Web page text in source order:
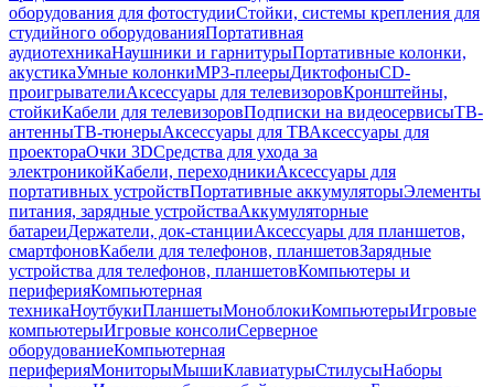
оборудования для фотостудииСтойки, системы крепления для
студийного оборудованияПортативная
аудиотехникаНаушники и гарнитурыПортативные колонки,
акустикаУмные колонкиMP3-плеерыДиктофоныCD-
проигрывателиАксессуары для телевизоровКронштейны,
стойкиКабели для телевизоровПодписки на видеосервисыТВ-
антенныТВ-тюнерыАксессуары для ТВАксессуары для
проектораОчки 3DСредства для ухода за
электроникойКабели, переходникиАксессуары для
портативных устройствПортативные аккумуляторыЭлементы
питания, зарядные устройстваАккумуляторные
батареиДержатели, док-станцииАксессуары для планшетов,
смартфоновКабели для телефонов, планшетовЗарядные
устройства для телефонов, планшетовКомпьютеры и
периферияКомпьютерная
техникаНоутбукиПланшетыМоноблокиКомпьютерыИгровые
компьютерыИгровые консолиСерверное
оборудованиеКомпьютерная
периферияМониторыМышиКлавиатурыСтилусыНаборы